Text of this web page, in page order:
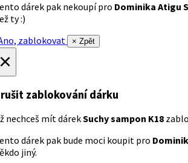
dárek pak nekoupí pro Dominika Atigu
ty :)
zablokovat
× Zpět
zablokování dárku
nechceš mít dárekSuchy sampon K18
dárek pak bude moci koupit pro
jiný.